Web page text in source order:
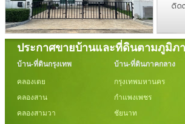
ประกาศขายบ้านและที่ดินตามภูมิภ
บ้าน-ที่ดินกรุงเทพ
คลองเตย
คลองสาน
คลองสามวา
บ้าน-ที่ดินภาคกลาง
กรุงเทพมหานคร
กำแพงเพชร
ชัยนาท